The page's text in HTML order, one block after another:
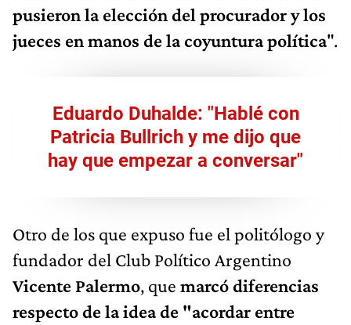
pusieron la elección del procurador y los
jueces en manos de la coyuntura política".
Eduardo Duhalde: "Hablé con
Patricia Bullrich y me dijo que
hay que empezar a conversar"
Otro de los que expuso fue el politólogo y
fundador del Club Político Argentino
Vicente Palermo, que marcó diferencias
respecto de la idea de "acordar entre